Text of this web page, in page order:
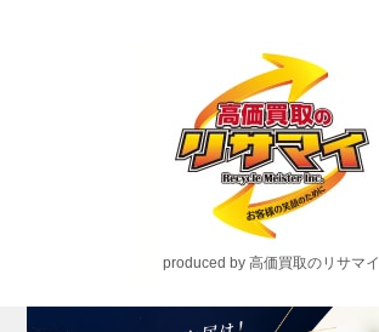
produced by 高価買取のリサマイ